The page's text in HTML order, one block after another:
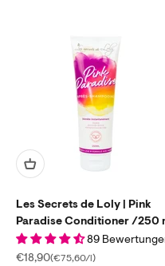
Les Secrets de Loly | Pink
Paradise Conditioner /250
89
Angebot
€18,90(€75,60/l)